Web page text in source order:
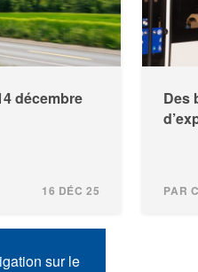
décembre
16 DÉC 25
Des
PAR
sur le